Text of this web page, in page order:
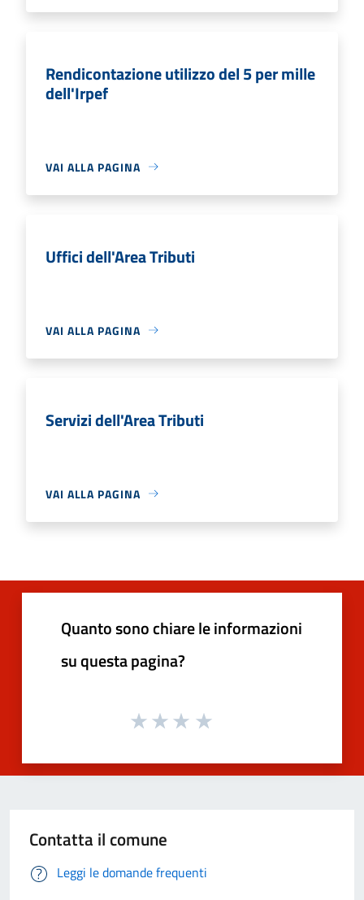
Rendicontazione utilizzo del 5 per mille
dell'Irpef
VAI ALLA PAGINA
Uffici dell'Area Tributi
VAI ALLA PAGINA
Servizi dell'Area Tributi
VAI ALLA PAGINA
Quanto sono chiare le informazioni
su questa pagina?
Contatta il comune
Leggi le domande frequenti